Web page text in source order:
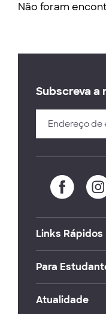
Não foram
Subscreva a
Links Rápidos
Para
Atualidade